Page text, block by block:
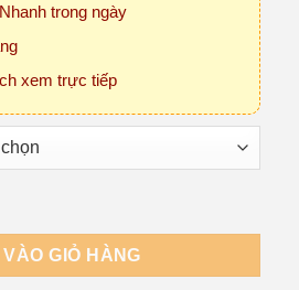
trong ngày
xem trực tiếp
3505 số lượng
GIỎ HÀNG